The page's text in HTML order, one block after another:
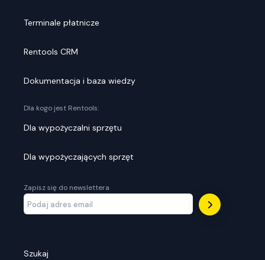
Terminale płatnicze
Rentools CRM
Dokumentacja i baza wiedzy
Dla kogo jest Rentools:
Dla wypożyczalni sprzętu
Dla wypożyczających sprzęt
Zapisz się do newslettera
Szukaj